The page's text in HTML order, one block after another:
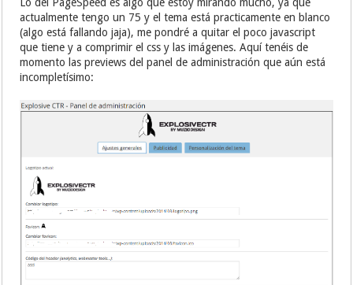
actualmente tengo un 75 y el tema está practicamente en blanco
(algo está fallando jaja), me pondré a quitar el poco javascript
que tiene y a comprimir el css y las imágenes. Aquí tenéis de
momento las previews del panel de administración que aún está
incompletísimo: